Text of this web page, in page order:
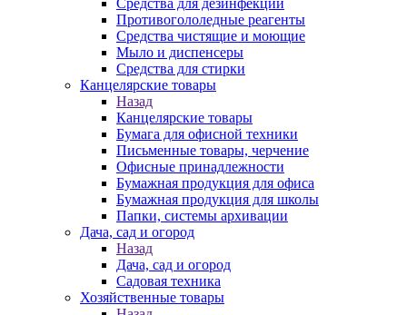
Средства для дезинфекции
Противогололедные реагенты
Средства чистящие и моющие
Мыло и диспенсеры
Средства для стирки
Канцелярские товары
Назад
Канцелярские товары
Бумага для офисной техники
Письменные товары, черчение
Офисные принадлежности
Бумажная продукция для офиса
Бумажная продукция для школы
Папки, системы архивации
Дача, сад и огород
Назад
Дача, сад и огород
Садовая техника
Хозяйственные товары